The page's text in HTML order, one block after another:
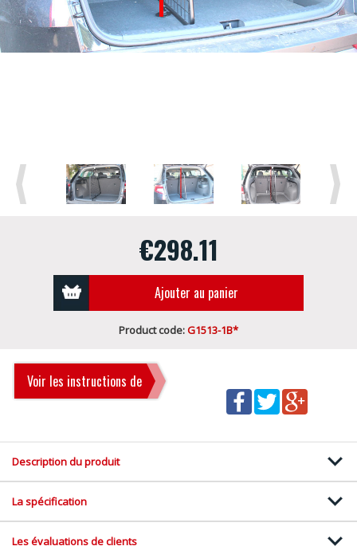
Previous Next
€298.11
Ajouter au panier
Product code:G1513-1B*
Voir les instructions de
Description du produit
La spécification
Les évaluations de clients